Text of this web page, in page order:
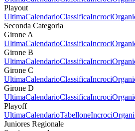
Playout
UltimaCalendarioClassificaIncroci
Seconda Categoria
Girone A
UltimaCalendarioClassificaIncroci
Girone B
UltimaCalendarioClassificaIncroci
Girone C
UltimaCalendarioClassificaIncroci
Girone D
UltimaCalendarioClassificaIncroci
Playoff
UltimaCalendarioTabelloneIncroci
Juniores Regionale